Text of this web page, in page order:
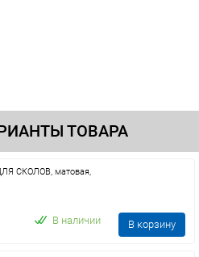
ТОВАРА
СКОЛОВ, матовая,
В наличии В корзину